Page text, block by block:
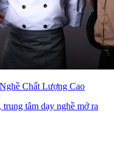
Chất Lượng Cao
tâm dạy nghề mở ra